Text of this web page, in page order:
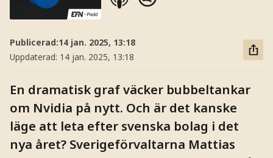
Publicerad:14 jan. 2025, 13:18
Uppdaterad: 14 jan. 2025, 13:18
En dramatisk graf väcker bubbeltankar
om Nvidia på nytt. Och är det kanske
läge att leta efter svenska bolag i det
nya året? Sverigeförvaltarna Mattias